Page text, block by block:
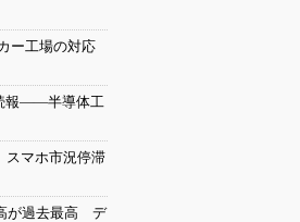
ー工場の対応
報――半導体工
スマホ市況停滞
が過去最高 デ